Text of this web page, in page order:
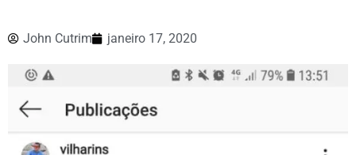
John Cutrim janeiro 17, 2020